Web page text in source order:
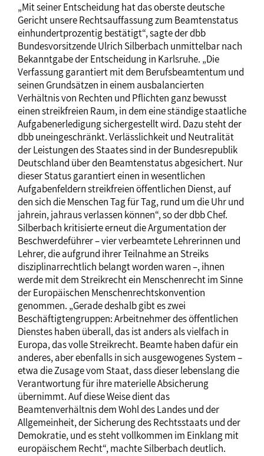
„Mit seiner Entscheidung hat das oberste deutsche
Gericht unsere Rechtsauffassung zum Beamtenstatus
einhundertprozentig bestätigt“, sagte der dbb
Bundesvorsitzende Ulrich Silberbach unmittelbar nach
Bekanntgabe der Entscheidung in Karlsruhe. „Die
Verfassung garantiert mit dem Berufsbeamtentum und
seinen Grundsätzen in einem ausbalancierten
Verhältnis von Rechten und Pflichten ganz bewusst
einen streikfreien Raum, in dem eine ständige staatliche
Aufgabenerledigung sichergestellt wird. Dazu steht der
dbb uneingeschränkt. Verlässlichkeit und Neutralität
der Leistungen des Staates sind in der Bundesrepublik
Deutschland über den Beamtenstatus abgesichert. Nur
dieser Status garantiert einen in wesentlichen
Aufgabenfeldern streikfreien öffentlichen Dienst, auf
den sich die Menschen Tag für Tag, rund um die Uhr und
jahrein, jahraus verlassen können“, so der dbb Chef.
Silberbach kritisierte erneut die Argumentation der
Beschwerdeführer – vier verbeamtete Lehrerinnen und
Lehrer, die aufgrund ihrer Teilnahme an Streiks
disziplinarrechtlich belangt worden waren –, ihnen
werde mit dem Streikrecht ein Menschenrecht im Sinne
der Europäischen Menschenrechtskonvention
genommen. „Gerade deshalb gibt es zwei
Beschäftigtengruppen: Arbeitnehmer des öffentlichen
Dienstes haben überall, das ist anders als vielfach in
Europa, das volle Streikrecht. Beamte haben dafür ein
anderes, aber ebenfalls in sich ausgewogenes System –
etwa die Zusage vom Staat, dass dieser lebenslang die
Verantwortung für ihre materielle Absicherung
übernimmt. Auf diese Weise dient das
Beamtenverhältnis dem Wohl des Landes und der
Allgemeinheit, der Sicherung des Rechtsstaats und der
Demokratie, und es steht vollkommen im Einklang mit
europäischem Recht“, machte Silberbach deutlich.